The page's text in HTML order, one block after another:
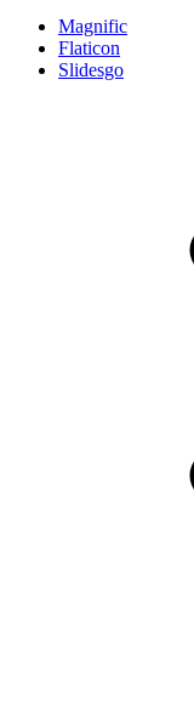
Magnific
Flaticon
Slidesgo